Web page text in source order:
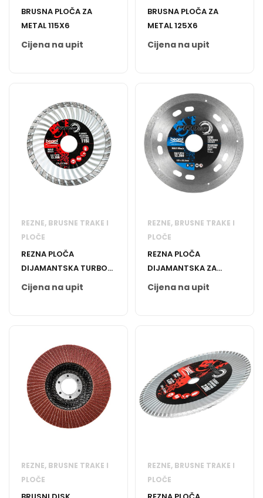
BRUSNA PLOČA ZA
METAL 115X6
Cijena na upit
BRUSNA PLOČA ZA
METAL 125X6
Cijena na upit
REZNE, BRUSNE TRAKE I
PLOČE
REZNA PLOČA
DIJAMANTSKA TURBO
115MM
Cijena na upit
REZNE, BRUSNE TRAKE I
PLOČE
REZNA PLOČA
DIJAMANTSKA ZA
KERAMIKU
Cijena na upit
REZNE, BRUSNE TRAKE I
PLOČE
REZNE, BRUSNE TRAKE I
PLOČE